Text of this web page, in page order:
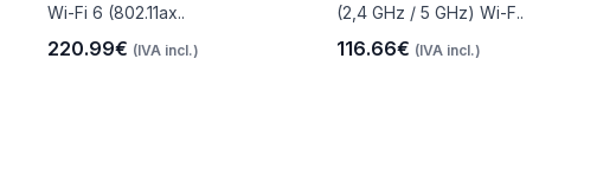
Wi-Fi 6 (802.11ax..
220.99€ (IVA incl.)
(2,4 GHz / 5 GHz) Wi-F..
116.66€ (IVA incl.)